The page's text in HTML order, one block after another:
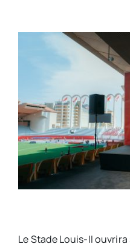
Le Stade Louis-II